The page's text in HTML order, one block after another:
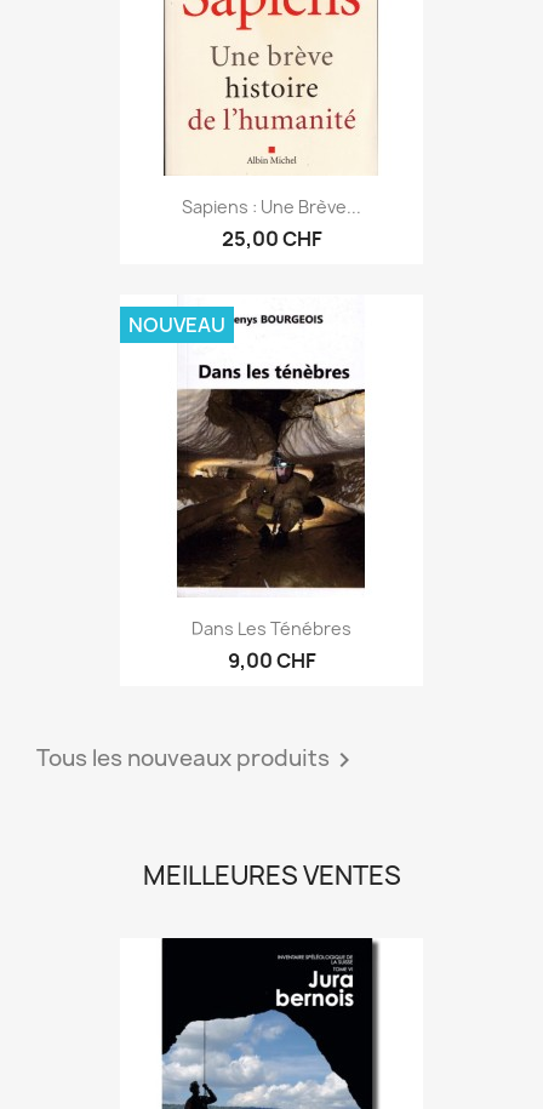
Sapiens : Une Brève...
25,00 CHF
Dans Les Ténébres
9,00 CHF
NOUVEAU
Tous les nouveaux produits 
MEILLEURES VENTES